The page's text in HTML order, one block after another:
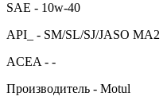
SAE - 10w-40
API_ - SM/SL/SJ/JASO MA2
ACEA - -
Производитель - Motul